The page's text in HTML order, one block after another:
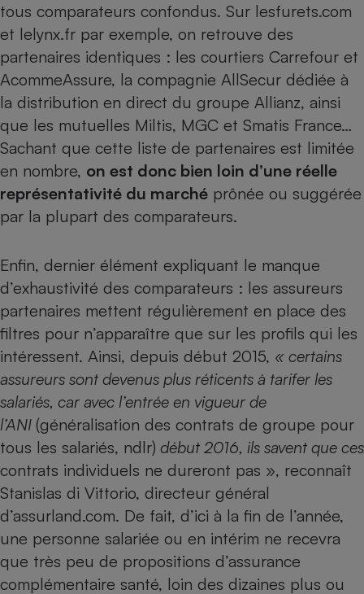
tous comparateurs confondus. Sur lesfurets.com
et lelynx.fr par exemple, on retrouve des
partenaires identiques : les courtiers Carrefour et
AcommeAssure, la compagnie AllSecur dédiée à
la distribution en direct du groupe Allianz, ainsi
que les mutuelles Miltis, MGC et Smatis France…
Sachant que cette liste de partenaires est limitée
en nombre, on est donc bien loin d’une réelle
représentativité du marché prônée ou suggérée
par la plupart des comparateurs.
Enfin, dernier élément expliquant le manque
d’exhaustivité des comparateurs : les assureurs
partenaires mettent régulièrement en place des
filtres pour n’apparaître que sur les profils qui les
intéressent. Ainsi, depuis début 2015, « certains
assureurs sont devenus plus réticents à tarifer les
salariés, car avec l’entrée en vigueur de
l’ANI (généralisation des contrats de groupe pour
tous les salariés, ndlr) début 2016, ils savent que ces
contrats individuels ne dureront pas », reconnaît
Stanislas di Vittorio, directeur général
d’assurland.com. De fait, d’ici à la fin de l’année,
une personne salariée ou en intérim ne recevra
que très peu de propositions d’assurance
complémentaire santé, loin des dizaines plus ou